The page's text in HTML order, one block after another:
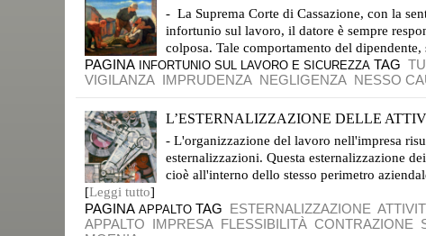
- La Suprema Corte di Cassazione, con la
infortunio sul lavoro, il datore è sempre
colposa. Tale comportamento del
PAGINA INFORTUNIO SUL LAVORO E SICUREZZA TAG
VIGILANZA IMPRUDENZA NEGLIGENZA NESSO
L’ESTERNALIZZAZIONE DELLE
- L'organizzazione del lavoro nell'impresa
esternalizzazioni. Questa esternalizzazione
cioè all'interno dello stesso perimetro
[Leggi tutto]
PAGINA APPALTO TAG ESTERNALIZZAZIONE
APPALTO IMPRESA FLESSIBILITÀ CONTRAZIONE